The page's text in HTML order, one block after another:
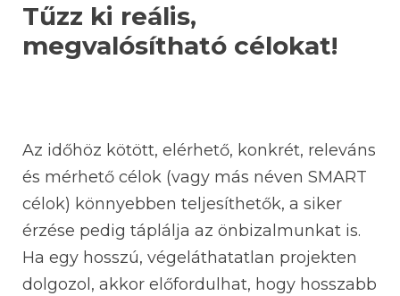
Tűzz ki reális,
megvalósítható célokat!
Az időhöz kötött, elérhető, konkrét, releváns
és mérhető célok (vagy más néven SMART
célok) könnyebben teljesíthetők, a siker
érzése pedig táplálja az önbizalmunkat is.
Ha egy hosszú, végeláthatatlan projekten
dolgozol, akkor előfordulhat, hogy hosszabb